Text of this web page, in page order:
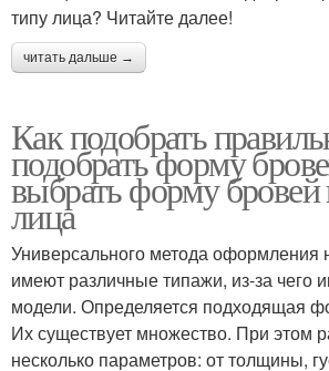
типу лица? Читайте далее!
читать дальше →
Как подобрать
подобрать форму
выбрать форму бровей
лица
Универсального метода оформления
имеют различные типажи, из-за чего
модели. Определяется подходящая
Их существует множество. При этом
несколько параметров: от толщины,